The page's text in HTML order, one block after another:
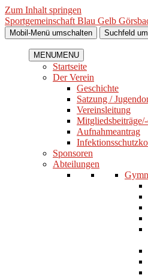
Zum Inhalt springen
Sportgemeinschaft Blau Gelb
Mobil-Menü umschalten Suchfeld
MENUMENU
Startseite
Der Verein
Geschichte
Satzung /
Vereinsleitung
Aufnahmeantrag
Sponsoren
Abteilungen